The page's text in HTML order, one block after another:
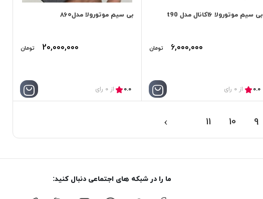
بی سیم موتورولا ۱۶کانال مدل t90
6,000,000 تومان
0.0 از 0 رای
بی سیم موتورولا مدل۸۶۰
20,000,000 تومان
0.0 از 0 رای
9
10
11
›
ما را در شبکه های اجتماعی دنبال کنید: